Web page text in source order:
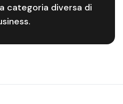
categoria diversa di